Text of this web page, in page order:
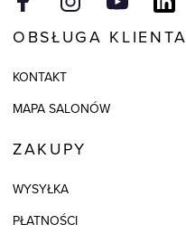
OBSŁUGA KLIENTA
KONTAKT
MAPA SALONÓW
ZAKUPY
WYSYŁKA
PŁATNOŚCI